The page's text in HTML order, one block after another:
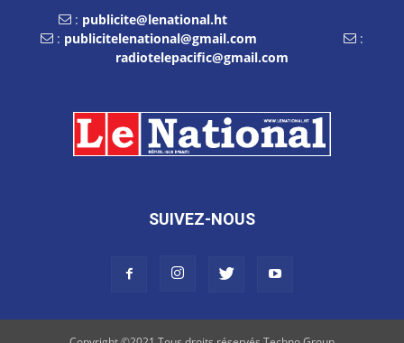
: publicite@lenational.ht
: publicitelenational@gmail.com
:
radiotelepacific@gmail.com
SUIVEZ-NOUS